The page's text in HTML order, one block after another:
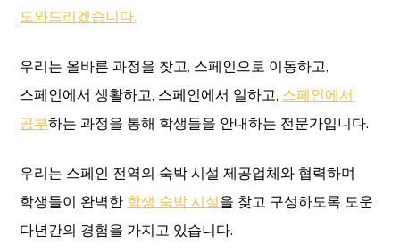
도와드리겠습니다.
우리는 올바른 과정을 찾고, 스페인으로 이동하고,
스페인에서 생활하고, 스페인에서 일하고, 스페인에서
공부하는 과정을 통해 학생들을 안내하는 전문가입니다.
우리는 스페인 전역의 숙박 시설 제공업체와 협력하며
학생들이 완벽한 학생 숙박 시설을 찾고 구성하도록 도운
다년간의 경험을 가지고 있습니다.